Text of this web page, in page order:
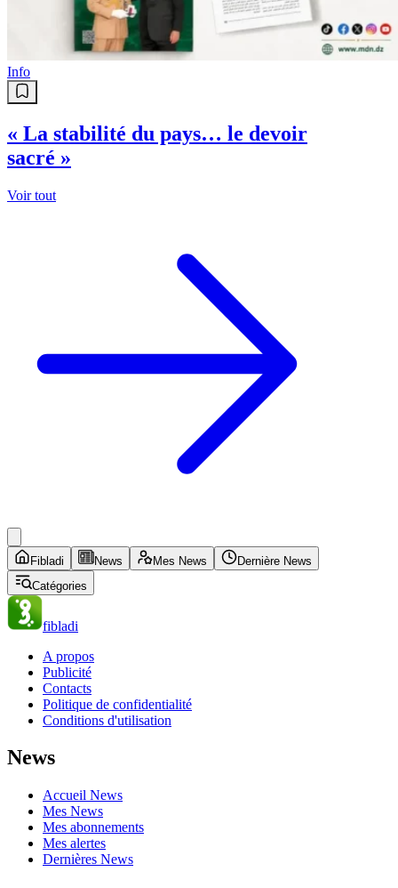
Info
« La stabilité du pays… le devoir
sacré »
Voir tout
Fibladi News Mes News
Dernière News
Catégories
fibladi
A propos
Publicité
Contacts
Politique de confidentialité
Conditions d'utilisation
News
Accueil News
Mes News
Mes abonnements
Mes alertes
Dernières News